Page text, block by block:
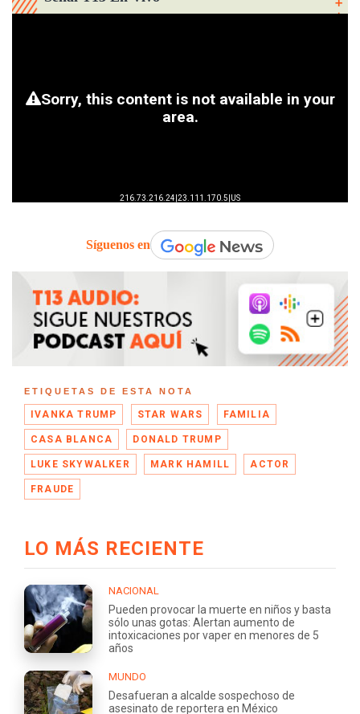
Síguenos en
ETIQUETAS DE ESTA NOTA
IVANKA TRUMP STAR WARS FAMILIA
CASA BLANCA DONALD TRUMP
LUKE SKYWALKER MARK HAMILL ACTOR
FRAUDE
LO MÁS RECIENTE
NACIONAL
Pueden provocar la muerte en niños y basta
sólo unas gotas: Alertan aumento de
intoxicaciones por vaper en menores de 5
años
MUNDO
Desafueran a alcalde sospechoso de
asesinato de reportera en México